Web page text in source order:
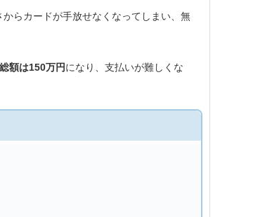
らカードが手放せなくなってしまい、無
額は150万円になり、支払いが難しくな